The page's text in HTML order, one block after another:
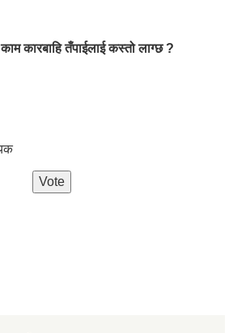
कारबाहि तँपाईलाई कस्तो लाग्छ ?